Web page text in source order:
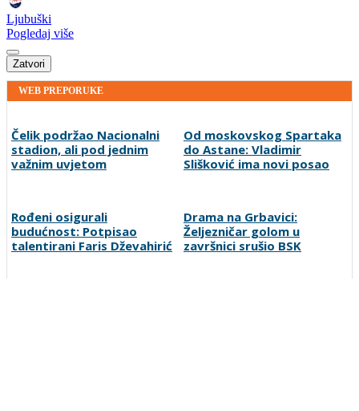
Ljubuški
Pogledaj više
Zatvori
WEB PREPORUKE
Čelik podržao Nacionalni
stadion, ali pod jednim
važnim uvjetom
Od moskovskog Spartaka
do Astane: Vladimir
Slišković ima novi posao
Rođeni osigurali
budućnost: Potpisao
talentirani Faris Dževahirić
Drama na Grbavici:
Željezničar golom u
završnici srušio BSK